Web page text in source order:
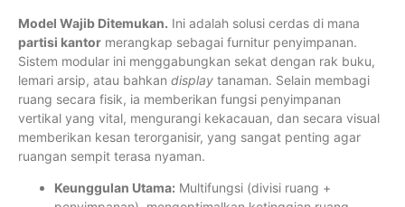
Model Wajib Ditemukan. Ini adalah solusi cerdas di mana
partisi kantor merangkap sebagai furnitur penyimpanan.
Sistem modular ini menggabungkan sekat dengan rak buku,
lemari arsip, atau bahkan display tanaman. Selain membagi
ruang secara fisik, ia memberikan fungsi penyimpanan
vertikal yang vital, mengurangi kekacauan, dan secara visual
memberikan kesan terorganisir, yang sangat penting agar
ruangan sempit terasa nyaman.
Keunggulan Utama: Multifungsi (divisi ruang +